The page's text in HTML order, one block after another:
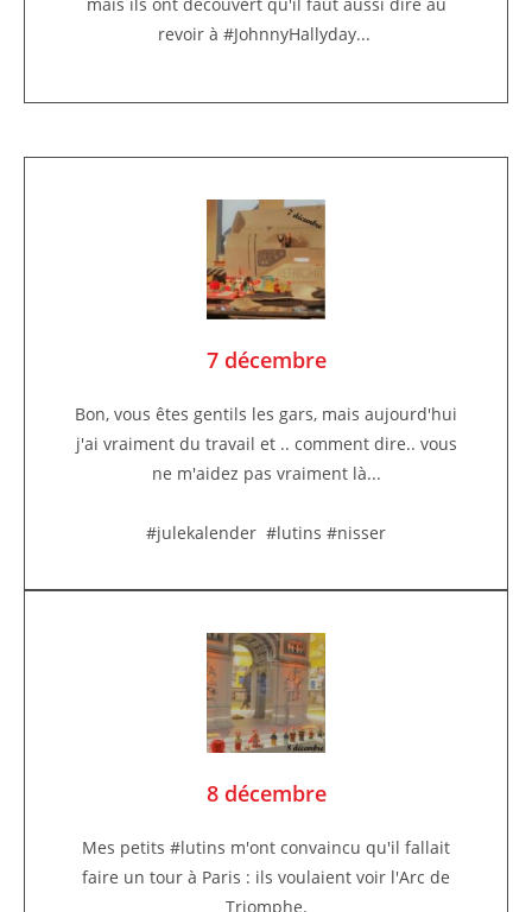
revoir à #JohnnyHallyday...
7 décembre
Bon, vous êtes gentils les gars, mais aujourd'hui
j'ai vraiment du travail et .. comment dire.. vous
ne m'aidez pas vraiment là...
#julekalender #lutins #nisser
8 décembre
Mes petits #lutins m'ont convaincu qu'il fallait
faire un tour à Paris : ils voulaient voir l'Arc de
Triomphe.